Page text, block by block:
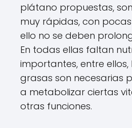
plátano propuestas,
muy rápidas, con
ello no se deben
En todas ellas faltan
importantes, entre ellos,
grasas son necesarias
a metabolizar ciertas
otras funciones.